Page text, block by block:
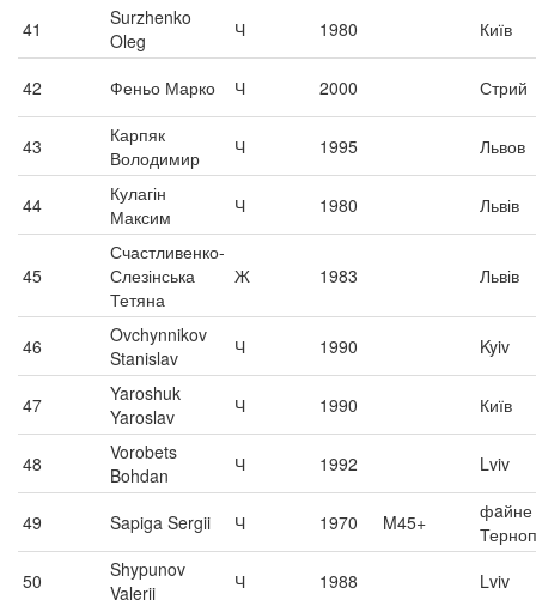
41
Surzhenko
Oleg
Ч 1980 Київ
42 Феньо Марко Ч 2000 Стрий
43
Карпяк
Володимир
Ч 1995 Львов
44
Кулагін
Максим
Ч 1980 Львів
45
Счастливенко-
Слезінська
Тетяна
Ж 1983 Львів
46
Ovchynnikov
Stanislav
Ч 1990 Kyiv
47
Yaroshuk
Yaroslav
Ч 1990 Київ
48
Vorobets
Bohdan
Ч 1992 Lviv
49 Sapiga Sergii Ч 1970 M45+
фaйне
50
Shypunov
Valerii
Ч 1988
Lviv